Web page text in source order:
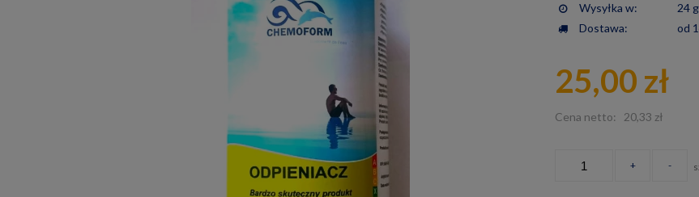
Wysyłka w:
24
Dostawa:
od
25,00 zł
Cena netto: 20,33 zł
+ -